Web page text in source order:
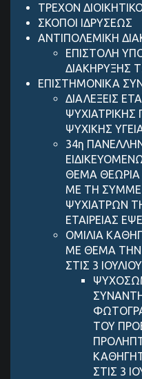
ΤΡΕΧΟΝ
ΣΚΟΠΟΙ ΙΔΡΥΣΕΩΣ
ANTIΠΟΛΕΜΙΚΗ
ΕΠΙΣΤΟΛΗ
ΔΙΑΚΗΡΥΞΗΣ
ΕΠΙΣΤΗΜΟΝΙΚΑ
ΔΙΑΛΕΞΕΙΣ
ΨΥΧΙΚΗΣ
34η
ΘΕΜΑ ΘΕΩΡΙΑ
ΜΕ ΤΗ
ΨΥΧΙΑΤΡΩΝ
ΕΤΑΙΡΕΙΑΣ ΕΨΕ
ΟΜΙΛΙΑ
ΜΕ ΘΕΜΑ ΤΗΝ
ΣΤΙΣ 3
ΤΟΥ
ΣΤΙΣ 3